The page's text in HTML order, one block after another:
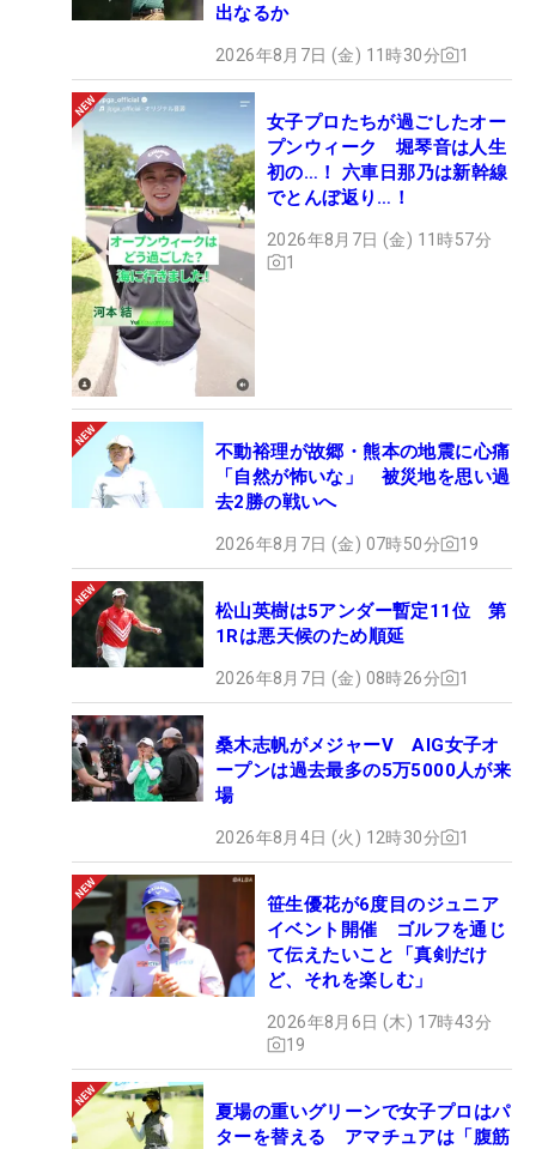
出なるか
2026年8月7日 (金) 11時30分 1
女子プロたちが過ごしたオー
プンウィーク 堀琴音は人生
初の…！ 六車日那乃は新幹線
でとんぼ返り…！
2026年8月7日 (金) 11時57分
1
不動裕理が故郷・熊本の地震に心痛
「自然が怖いな」 被災地を思い過
去2勝の戦いへ
2026年8月7日 (金) 07時50分 19
松山英樹は5アンダー暫定11位 第
1Rは悪天候のため順延
2026年8月7日 (金) 08時26分 1
桑木志帆がメジャーV AIG女子オ
ープンは過去最多の5万5000人が来
場
2026年8月4日 (火) 12時30分 1
笹生優花が6度目のジュニア
イベント開催 ゴルフを通じ
て伝えたいこと「真剣だけ
ど、それを楽しむ」
2026年8月6日 (木) 17時43分
19
夏場の重いグリーンで女子プロはパ
ターを替える アマチュアは「腹筋